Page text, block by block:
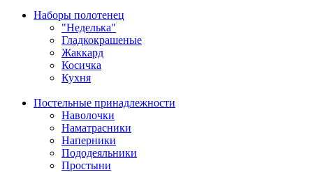
Наборы полотенец
"Неделька"
Гладкокрашеные
Жаккард
Косичка
Кухня
Постельные принадлежности
Наволочки
Наматрасники
Наперники
Пододеяльники
Простыни